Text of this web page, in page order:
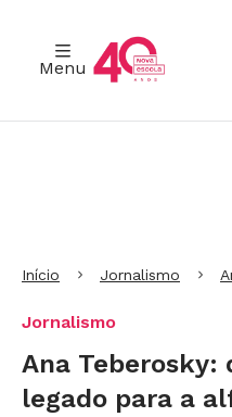
Menu
Início Jornalismo
Jornalismo
Ana Teberosky:
legado para a